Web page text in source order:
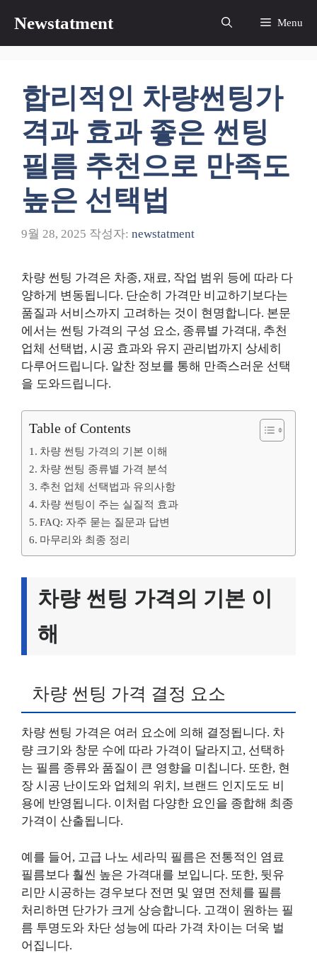
츠
Newstatment Menu
합리적인 차량썬팅가
격과 효과 좋은 썬팅
필름 추천으로 만족도
높은 선택법
9월 28, 2025 작성자: newstatment
차량 썬팅 가격은 차종, 재료, 작업 범위 등에 따라 다
양하게 변동됩니다. 단순히 가격만 비교하기보다는
품질과 서비스까지 고려하는 것이 현명합니다. 본문
에서는 썬팅 가격의 구성 요소, 종류별 가격대, 추천
업체 선택법, 시공 효과와 유지 관리법까지 상세히
다루어드립니다. 알찬 정보를 통해 만족스러운 선택
을 도와드립니다.
Table of Contents
차량 썬팅 가격의 기본 이해
차량 썬팅 종류별 가격 분석
추천 업체 선택법과 유의사항
차량 썬팅이 주는 실질적 효과
FAQ: 자주 묻는 질문과 답변
마무리와 최종 정리
차량 썬팅 가격의 기본 이
해
차량 썬팅 가격 결정 요소
차량 썬팅 가격은 여러 요소에 의해 결정됩니다. 차
량 크기와 창문 수에 따라 가격이 달라지고, 선택하
는 필름 종류와 품질이 큰 영향을 미칩니다. 또한, 현
장 시공 난이도와 업체의 위치, 브랜드 인지도도 비
용에 반영됩니다. 이처럼 다양한 요인을 종합해 최종
가격이 산출됩니다.
예를 들어, 고급 나노 세라믹 필름은 전통적인 염료
필름보다 훨씬 높은 가격대를 보입니다. 또한, 뒷유
리만 시공하는 경우보다 전면 및 옆면 전체를 필름
처리하면 단가가 크게 상승합니다. 고객이 원하는 필
름 투명도와 차단 성능에 따라 가격 차이는 더욱 벌
어집니다.